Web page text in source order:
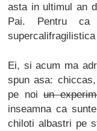
asta in ultimul an
Pai. Pentru
Ei, si acum ma
spun asa:
pe noiun
inseamna ca
chiloti albastri pe